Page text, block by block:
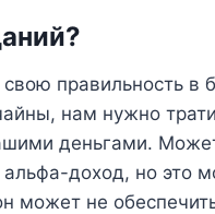
правильность в
нам нужно
деньгами.
доход, но это
может не